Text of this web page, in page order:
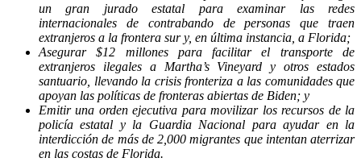
un gran jurado estatal para examinar las redes
internacionales de contrabando de personas que traen
extranjeros a la frontera sur y, en última instancia, a Florida;
Asegurar $12 millones para facilitar el transporte de
extranjeros ilegales a Martha’s Vineyard y otros estados
santuario, llevando la crisis fronteriza a las comunidades que
apoyan las políticas de fronteras abiertas de Biden; y
Emitir una orden ejecutiva para movilizar los recursos de la
policía estatal y la Guardia Nacional para ayudar en la
interdicción de más de 2,000 migrantes que intentan aterrizar
en las costas de Florida.